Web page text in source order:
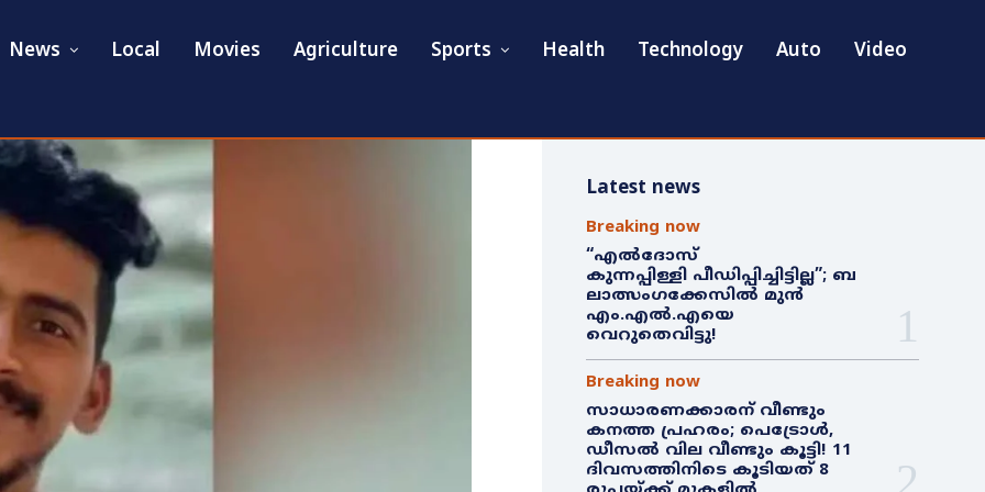
News Local Movies Agriculture Sports Health Technology Auto Video
Latest news
Breaking now
“എൽദോസ്
കുന്നപ്പിള്ളി പീഡിപ്പിച്ചിട്ടില്ല”; ബ
ലാത്സംഗക്കേസിൽ മുൻ
എം.എൽ.എയെ
വെറുതെവിട്ടു!
Breaking now
സാധാരണക്കാരന് വീണ്ടും
കനത്ത പ്രഹരം; പെട്രോൾ,
ഡീസൽ വില വീണ്ടും കൂട്ടി! 11
ദിവസത്തിനിടെ കൂടിയത് 8